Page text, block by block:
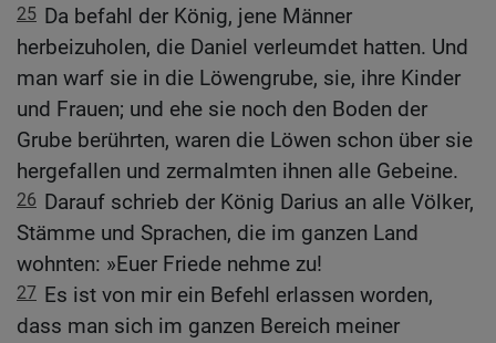
25 Da befahl der König, jene Männer
herbeizuholen, die Daniel verleumdet hatten. Und
man warf sie in die Löwengrube, sie, ihre Kinder
und Frauen; und ehe sie noch den Boden der
Grube berührten, waren die Löwen schon über sie
hergefallen und zermalmten ihnen alle Gebeine.
26 Darauf schrieb der König Darius an alle Völker,
Stämme und Sprachen, die im ganzen Land
wohnten: »Euer Friede nehme zu!
27 Es ist von mir ein Befehl erlassen worden,
dass man sich im ganzen Bereich meiner